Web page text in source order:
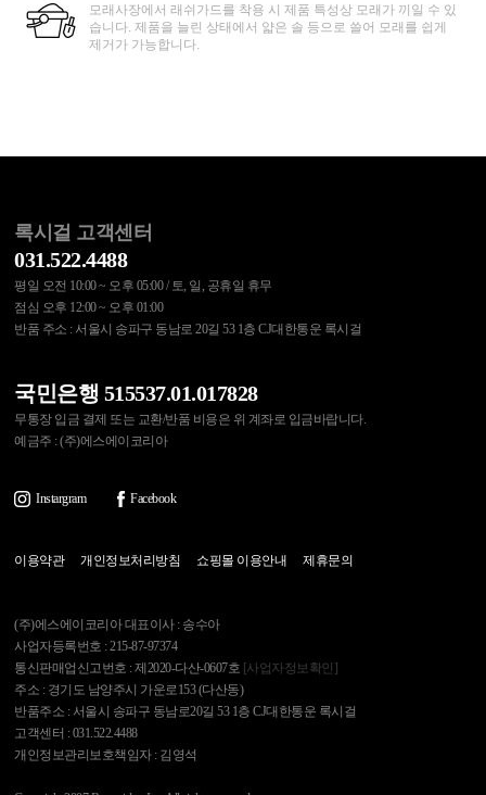
모래사장에서 래쉬가드를 착용 시 제품 특성상 모래가 끼일 수 있
습니다. 제품을 늘린 상태에서 얇은 솔 등으로 쓸어 모래를 쉽게
제거가 가능합니다.
록시걸 고객센터
031.522.4488
평일 오전 10:00 ~ 오후 05:00 / 토, 일, 공휴일 휴무
점심 오후 12:00 ~ 오후 01:00
반품 주소 : 서울시 송파구 동남로 20길 53 1층 CJ대한통운 록시걸
국민은행 515537.01.017828
무통장 입금 결제 또는 교환/반품 비용은 위 계좌로 입금바랍니다.
예금주 : (주)에스에이코리아
Instargram Facebook
이용약관 개인정보처리방침 쇼핑몰 이용안내 제휴문의
(주)에스에이코리아 대표이사 : 송수아
사업자등록번호 : 215-87-97374
통신판매업신고번호 : 제2020-다산-0607호 [사업자정보확인]
주소 : 경기도 남양주시 가운로153 (다산동)
반품주소 : 서울시 송파구 동남로20길 53 1층 CJ대한통운 록시걸
고객센터 : 031.522.4488
개인정보관리보호책임자 : 김영석